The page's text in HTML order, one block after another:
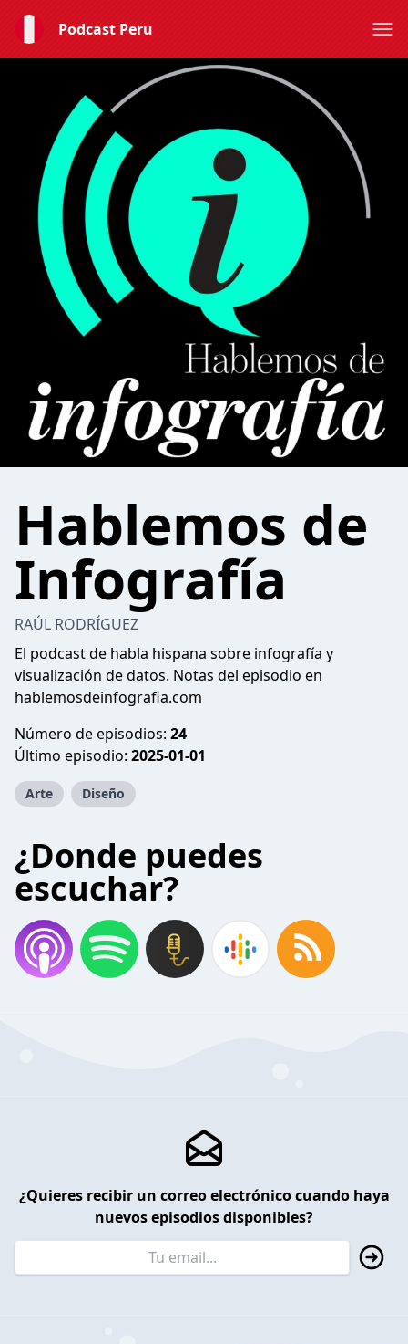
Podcast Peru
Hablemos de
Infografía
RAÚL RODRÍGUEZ
El podcast de habla hispana sobre infografía y
visualización de datos. Notas del episodio en
hablemosdeinfografia.com
Número de episodios: 24
Último episodio: 2025-01-01
Arte Diseño
¿Donde puedes
escuchar?
¿Quieres recibir un correo electrónico cuando haya
nuevos episodios disponibles?